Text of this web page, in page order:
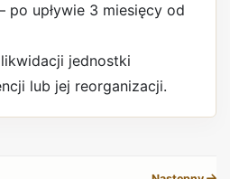
po upływie 3 miesięcy od
jednostki
lub jej reorganizacji.